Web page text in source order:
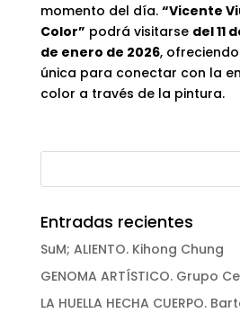
momento del día. “Vicente
Color” podrá visitarse del 11
de enero de 2026,
única para conectar con la
color a través de la pintura.
Entradas recientes
SuM; ALIENTO. Kihong Chung
GENOMA ARTÍSTICO. Grupo
LA HUELLA HECHA CUERPO.